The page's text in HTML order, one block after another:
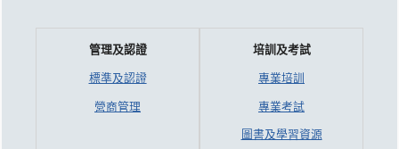
管理及認證
標準及認證
營商管理
培訓及考試
專業培訓
專業考試
圖書及學習資源